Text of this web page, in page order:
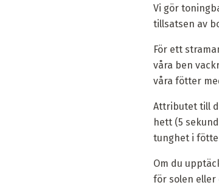
Vi gör
tillsatsen av
För ett
våra ben
våra fötter
Attributet till
hett (5
tunghet i
Om du
för solen eller